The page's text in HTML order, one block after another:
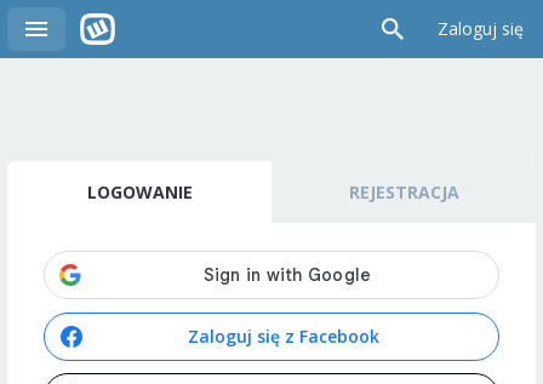
Zaloguj się
LOGOWANIE REJESTRACJA
Zaloguj się z Facebook